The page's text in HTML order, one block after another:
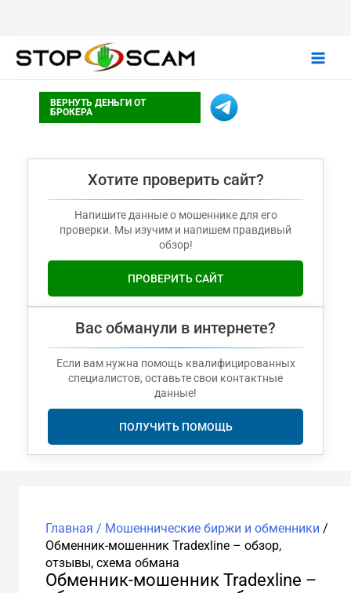
ВЕРНУТЬ ДЕНЬГИ ОТ
БРОКЕРА
Хотите проверить сайт?
Напишите данные о мошеннике для его
проверки. Мы изучим и напишем правдивый
обзор!
ПРОВЕРИТЬ САЙТ
Вас обманули в интернете?
Если вам нужна помощь квалифицированных
специалистов, оставьте свои контактные
данные!
ПОЛУЧИТЬ ПОМОЩЬ
Главная / Мошеннические биржи и обменники /
Обменник-мошенник Tradexline – обзор,
отзывы, схема обмана
Обменник-мошенник Tradexline –